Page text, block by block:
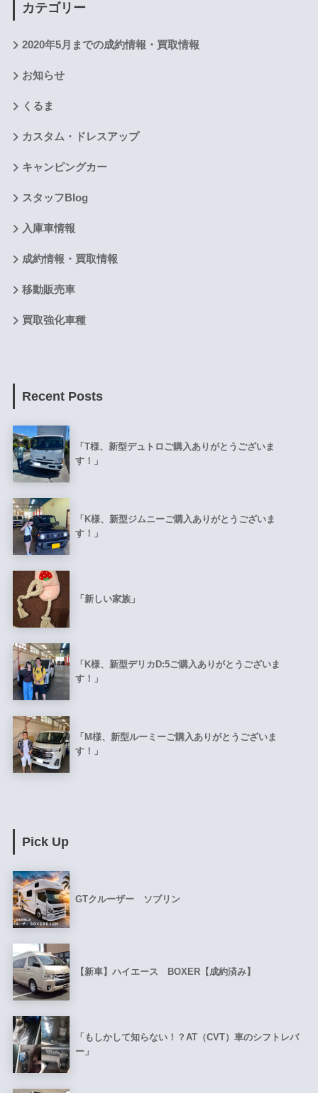
カテゴリー
2020年5月までの成約情報・買取情報
お知らせ
くるま
カスタム・ドレスアップ
キャンピングカー
スタッフBlog
入庫車情報
成約情報・買取情報
移動販売車
買取強化車種
Recent Posts
「T様、新型デュトロご購入ありがとうございま
す！」
「K様、新型ジムニーご購入ありがとうございま
す！」
「新しい家族」
「K様、新型デリカD:5ご購入ありがとうございま
す！」
「M様、新型ルーミーご購入ありがとうございま
す！」
Pick Up
GTクルーザー ソブリン
【新車】ハイエース BOXER【成約済み】
「もしかして知らない！？AT（CVT）車のシフトレバ
ー」